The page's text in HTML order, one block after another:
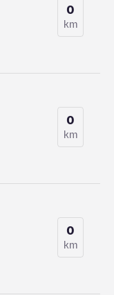
0
km
0
km
0
km